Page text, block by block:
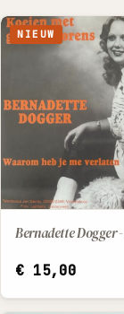
NIEUW
IN
€15,00